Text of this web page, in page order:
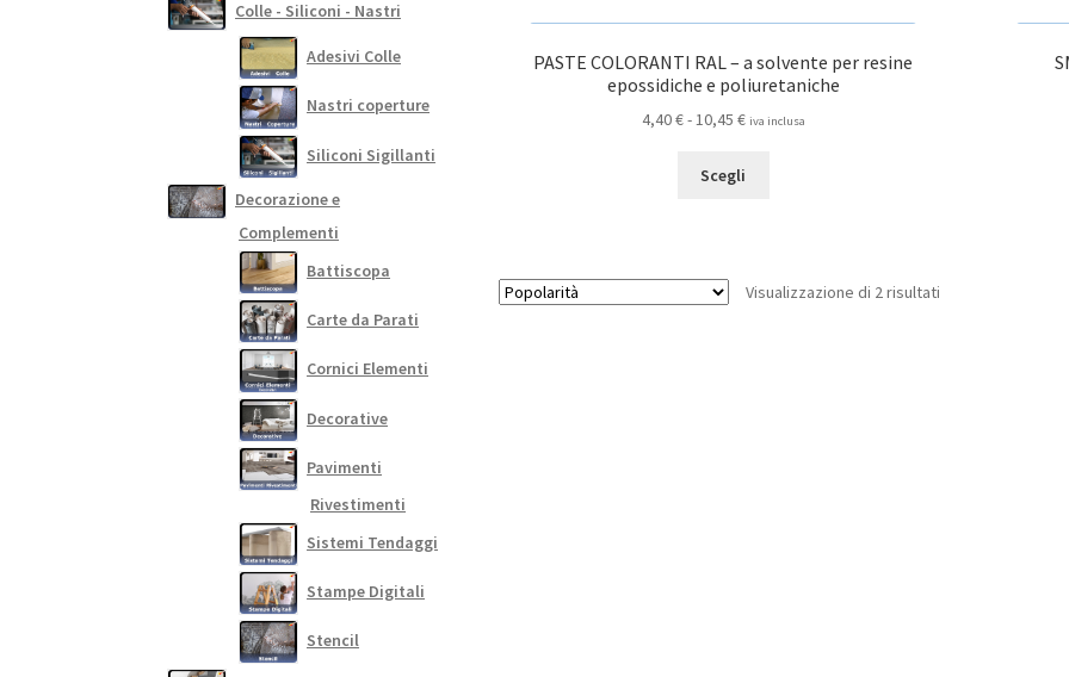
PASTE COLORANTI RAL – a solvente per resine
epossidiche e poliuretaniche
4,40€-10,45 €Fascia
prezzo:
iva inclusa
Scegli
Le
Visualizzazione di 2 risultatiPopolarità
Colle - Siliconi - Nastri
Adesivi Colle
Nastri coperture
Siliconi Sigillanti
Decorazione e
Complementi
Battiscopa
Carte da Parati
Cornici Elementi
Decorative
Pavimenti
Rivestimenti
Sistemi Tendaggi
Stampe Digitali
Stencil